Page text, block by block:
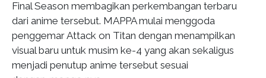
Final Season membagikan perkembangan terbaru
dari anime tersebut. MAPPA mulai menggoda
penggemar Attack on Titan dengan menampilkan
visual baru untuk musim ke-4 yang akan sekaligus
menjadi penutup anime tersebut sesuai